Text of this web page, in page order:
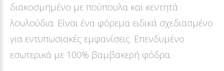
διακοσμημένο με πούπουλα και κεντητά
λουλούδια. Είναι ένα φόρεμα ειδικά σχεδιασμένο
για εντυπωσιακές εμφανίσεις. Επενδυμένο
εσωτερικά με 100% βαμβακερή φόδρα.